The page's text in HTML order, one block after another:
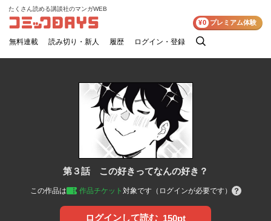
コミックDAYS
たくさん読める講談社のマンガWEB
無料連載 読み切り・新人 履歴 ログイン・登録
検
¥0 プレミアム体験
第３話 この好きってなんの好き？
この作品は 作品チケット 対象です（ログインが必要です）
ログインして読む 150pt